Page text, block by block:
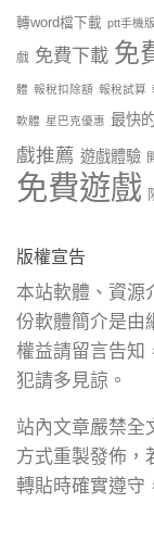
轉word檔下載 ptt手機
戲 免費下載 免
體 報稅扣除額 報稅試算
軟體 星巴克優惠 最快
戲推薦 遊戲體驗
免費遊戲
版權宣告
本站軟體、資源
份軟體簡介是由
權益請留言告知
犯請多見諒。
站內文章嚴禁全
方式重製發佈，
轉貼時確實遵守